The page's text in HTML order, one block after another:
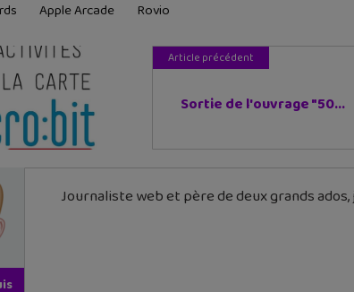
Apple Arcade Rovio
Article précédent
Sortie de l'ouvrage "50...
Journaliste web et père de deux grands